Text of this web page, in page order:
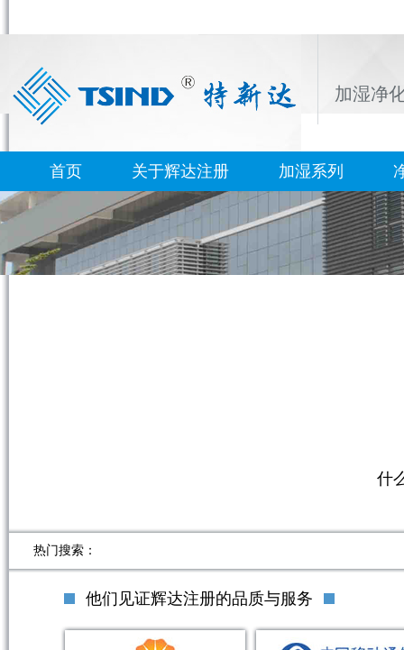
加湿净
首页 关于辉达注册 加湿系列
什
热门搜索：
他们见证辉达注册的品质与服务